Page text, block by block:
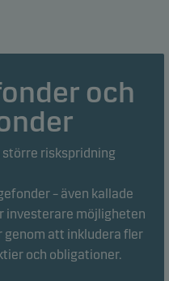
och
riskspridning
– även kallade
investerare möjligheten
att inkludera fler
och obligationer.